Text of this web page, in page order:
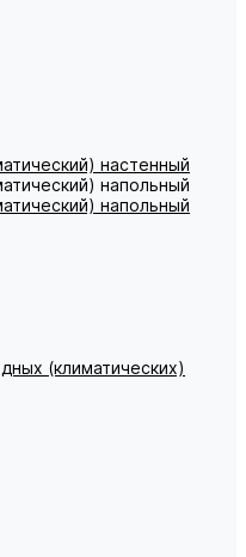
настенный
напольный
напольный
(климатических)